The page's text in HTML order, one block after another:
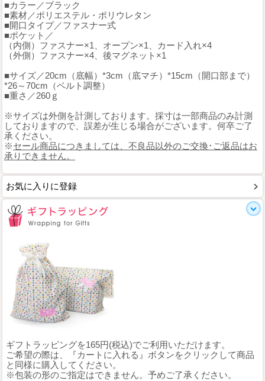
■カラー／ブラック
■素材／ポリエステル・ポリウレタン
■開口タイプ／ファスナー式
■ポケット／
（内側）ファスナー×1、オープン×1、カード入れ×4
（外側）ファスナー×4、後マグネット×1
■サイズ／20cm（底幅）*3cm（底マチ）*15cm（開口部まで）
*26～70cm（ベルト調整）
■重さ／260ｇ
※サイズは外側を計測しております。採寸は一部商品のみ計測
しておりますので、誤差が生じる場合がございます。何卒ご了
承ください。
※セール商品につきましては、不良品以外のご交換･ご返品はお
承りできません。
お気に入りに登録
ギフトラッピングを165円(税込)でご利用いただけます。
ご希望の際は、『カートに入れる』ボタンをクリックして商品
と同様に購入してください。
※包装の形のご指定はできません。予めご了承ください。